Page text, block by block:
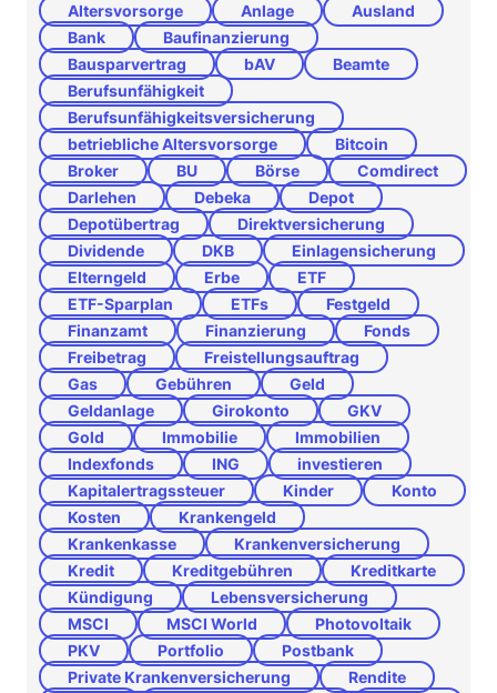
Altersvorsorge
Anlage
Ausland
Bank
Baufinanzierung
Bausparvertrag
bAV
Beamte
Berufsunfähigkeit
Berufsunfähigkeitsversicherung
betriebliche Altersvorsorge
Bitcoin
Broker
BU Börse
Comdirect
Darlehen
Debeka
Depot
Depotübertrag
Direktversicherung
Dividende
DKB
Einlagensicherung
Elterngeld
Erbe
ETF
ETF-Sparplan
ETFs
Festgeld
Finanzamt
Finanzierung
Fonds
Freibetrag
Freistellungsauftrag
Gas
Gebühren
Geld
Geldanlage
Girokonto
GKV
Gold
Immobilie
Immobilien
Indexfonds
ING
investieren
Kapitalertragssteuer
Kinder
Konto
Kosten
Krankengeld
Krankenkasse
Krankenversicherung
Kredit
Kreditgebühren
Kreditkarte
Kündigung
Lebensversicherung
MSCI
MSCI World
Photovoltaik
PKV
Portfolio
Postbank
Private Krankenversicherung
Rendite